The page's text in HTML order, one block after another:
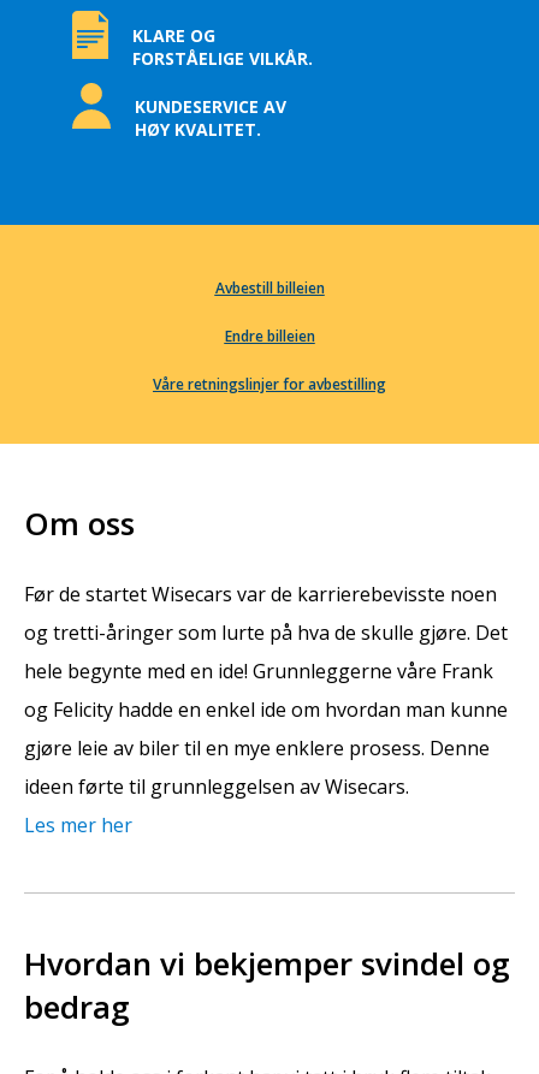
KLARE OG
FORSTÅELIGE VILKÅR.
KUNDESERVICE AV
HØY KVALITET.
Avbestill billeien
Endre billeien
Våre retningslinjer for avbestilling
Om oss
Før de startet Wisecars var de karrierebevisste noen
og tretti-åringer som lurte på hva de skulle gjøre. Det
hele begynte med en ide! Grunnleggerne våre Frank
og Felicity hadde en enkel ide om hvordan man kunne
gjøre leie av biler til en mye enklere prosess. Denne
ideen førte til grunnleggelsen av Wisecars.
Les mer her
Hvordan vi bekjemper svindel og
bedrag